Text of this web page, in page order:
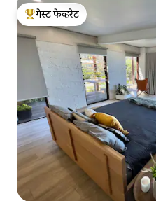
टॉप गेस्ट फेव्हरेट
गेस्ट फेव्हरेट